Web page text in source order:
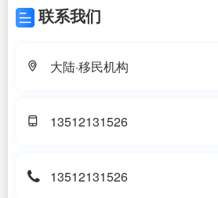
联系我们
大陆·移民机构
13512131526
13512131526